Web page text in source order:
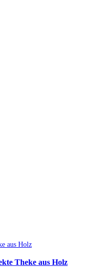
Theke aus Holz